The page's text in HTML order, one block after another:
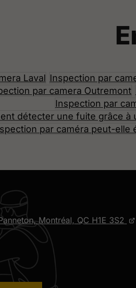
Laval Inspection par
par camera Outremont
Inspection par
détecter une fuite grâce à
par caméra peut-elle
Montréal, QC H1E 3S2